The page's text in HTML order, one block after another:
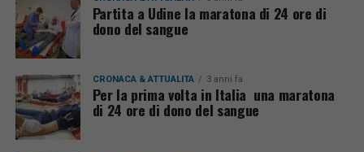
Partita a Udine la maratona di 24 ore di
dono del sangue
CRONACA & ATTUALITÀ 3 anni fa
Per la prima volta in Italia una maratona
di 24 ore di dono del sangue